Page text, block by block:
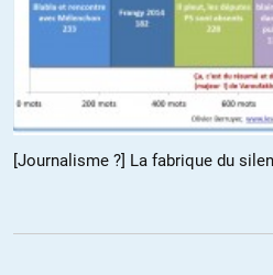
l’histoire montrent que le secteur
immunisé contre la corruption.
Ali//02.09.2015 à 05h19
[Journalisme ?] La fabrique du